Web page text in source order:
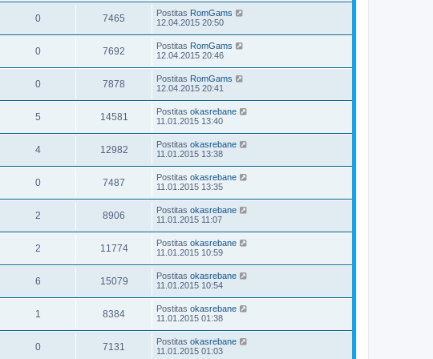
0 7465 Postitas RomGams
12.04.2015 20:50
0 7692 Postitas RomGams
12.04.2015 20:46
0 7878 Postitas RomGams
12.04.2015 20:41
5 14581 Postitas okasrebane
11.01.2015 13:40
4 12982 Postitas okasrebane
11.01.2015 13:38
0 7487 Postitas okasrebane
11.01.2015 13:35
2 8906 Postitas okasrebane
11.01.2015 11:07
2 11774 Postitas okasrebane
11.01.2015 10:59
6 15079 Postitas okasrebane
11.01.2015 10:54
1 8384 Postitas okasrebane
11.01.2015 01:38
0 7131 Postitas okasrebane
11.01.2015 01:03